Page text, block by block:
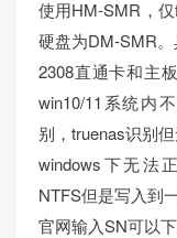
使用HM-SMR，
硬盘为DM-SMR
2308直通卡和主
win10/11系统内
别，truenas识别但
windows下无法
NTFS但是写入到
官网输入SN可以